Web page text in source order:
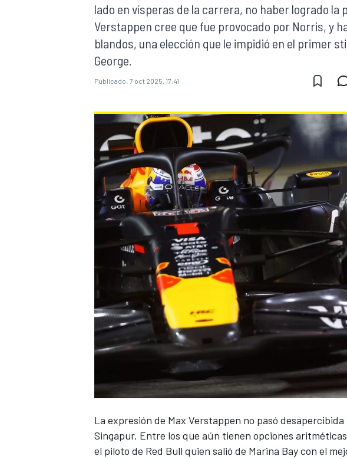
MOTOGP
NASCAR CUP
lado en vísperas de la carrera, no haber logrado la
Verstappen cree que fue provocado por Norris, y
blandos, una elección que le impidió en el primer
George.
Publicado: 7 oct 2025, 17:41
La expresión de Max Verstappen no pasó
Singapur. Entre los que aún tienen opciones
el piloto de Red Bull quien salió de Marina Bay con el